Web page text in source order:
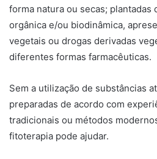
forma natura ou secas; plantadas
orgânica e/ou biodinâmica,
vegetais ou drogas derivadas
diferentes formas farmacêuticas.
Sem a utilização de substâncias
preparadas de acordo com
tradicionais ou métodos
fitoterapia pode ajudar.